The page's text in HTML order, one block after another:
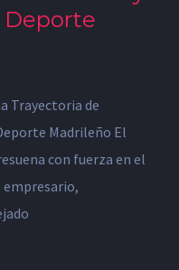
Deporte
Trayectoria de
Madrileño El
con fuerza en el